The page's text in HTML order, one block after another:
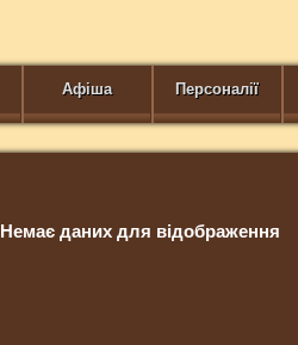
Афіша Персоналії
Немає даних для відображення